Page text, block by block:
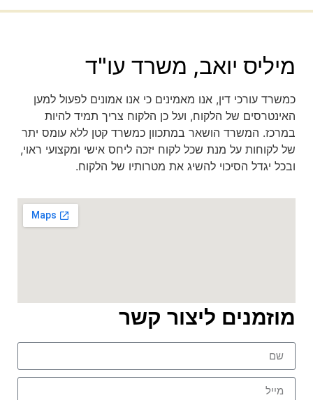
מיליס יואב, משרד עו"ד
כמשרד עורכי דין, אנו מאמינים כי אנו אמונים לפעול למען
האינטרסים של הלקוח, ועל כן הלקוח צריך תמיד להיות
במרכז. המשרד הושאר במתכוון כמשרד קטן ללא עומס יתר
של לקוחות על מנת שכל לקוח יזכה ליחס אישי ומקצועי ראוי,
ובכל יגדל הסיכוי להשיג את מטרותיו של הלקוח.
מוזמנים ליצור קשר